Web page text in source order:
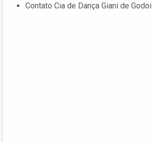
Contato Cia de Dança Giani de Godoi